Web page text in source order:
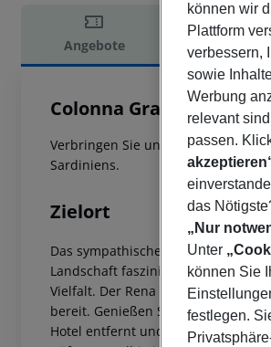
Angebote
Colonna Grand Hotel
Verbringen Sie unvergessliche
Sardiniens.
Zielort
Das sympathische 5-Sterne Hotel
Landschaft fasziniert mit seinen
Vielfalt. Der Rena di Ponente
bereit. Genießen Sie
Hotel entfernt und kann einfach
können wir
Plattform
verbessern,
sowie
Werbung
relevant
passen.
das
„Nur
Unter
können Sie
festlegen.